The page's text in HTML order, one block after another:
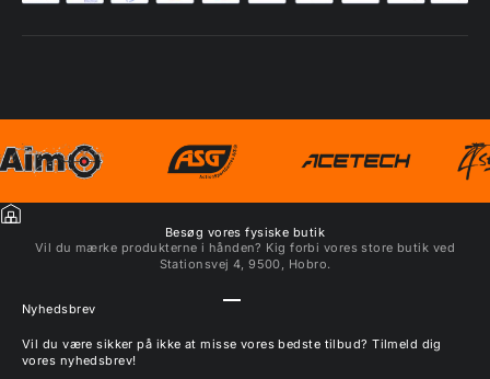
Besøg vores fysiske butik
Vil du mærke produkterne i hånden? Kig forbi vores store butik ved
Stationsvej 4, 9500, Hobro.
Nyhedsbrev
Vil du være sikker på ikke at misse vores bedste tilbud? Tilmeld dig
vores nyhedsbrev!